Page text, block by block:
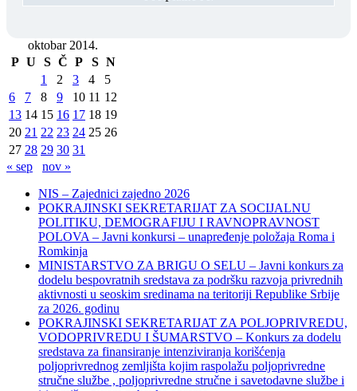
oktobar 2014.
P U S Č P S N
1
2 3 4
5
6
7 8 9 10 11 12
13 14 15 16 17 18 19
20 21 22 23 24 25 26
27 28 29 30 31
« sep
nov »
NIS – Zajednici zajedno 2026
POKRAJINSKI SEKRETARIJAT ZA SOCIJALNU
POLITIKU, DEMOGRAFIJU I RAVNOPRAVNOST
POLOVA – Javni konkursi – unapređenje položaja Roma i
Romkinja
MINISTARSTVO ZA BRIGU O SELU – Javni konkurs za
dodelu bespovratnih sredstava za podršku razvoja privrednih
aktivnosti u seoskim sredinama na teritoriji Republike Srbije
za 2026. godinu
POKRAJINSKI SEKRETARIJAT ZA POLJOPRIVREDU,
VODOPRIVREDU I ŠUMARSTVO – Konkurs za dodelu
sredstava za finansiranje intenziviranja korišćenja
poljoprivrednog zemljišta kojim raspolažu poljoprivredne
stručne službe , poljoprivredne stručne i savetodavne službe i